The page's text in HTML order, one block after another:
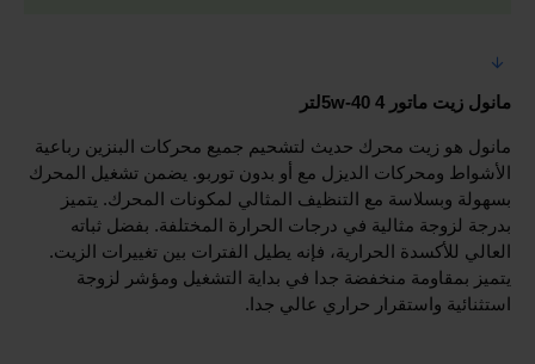
مانول زيت ماتور 5w-40 4لتر
مانول هو زيت محرك حديث لتشحيم جميع محركات البنزين رباعية
الأشواط ومحركات الديزل مع أو بدون توربو. يضمن تشغيل المحرك
بسهولة وبسلاسة مع التنظيف المثالي لمكونات المحرك. يتميز
بدرجة لزوجة مثالية في درجات الحرارة المختلفة. بفضل ثباته
العالي للأكسدة الحرارية، فإنه يطيل الفترات بين تغييرات الزيت.
يتميز بمقاومة منخفضة جدا في بداية التشغيل ومؤشر لزوجة
استثنائية واستقرار حراري عالي جدا.